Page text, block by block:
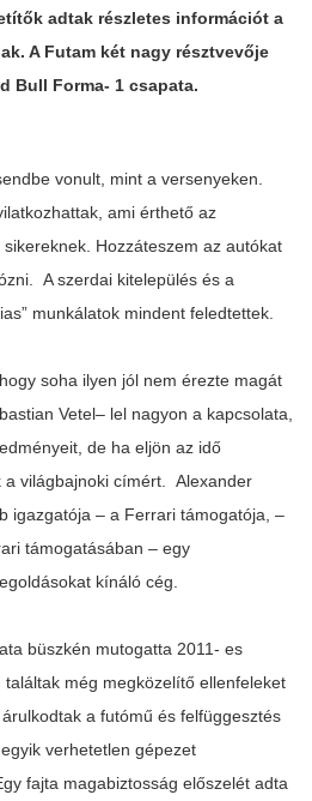
adtak részletes információt a
. A Futam két nagy résztvevője
Bull Forma- 1csapata.
vonult , mint aversenyeken
,ami érthető az
sikereknek Hozzáteszem az autókat
. Aszerdai kitelepülés és a
munkálatok mindent feledtettek
hogy soha ilyen jól nem érezte magát
Vetel– lel nagyon a kapcsolata
, de haeljön az idő
avilágbajnoki címért . Alexander
igazgatója – a Ferraritámogatója , –
támogatásában –egy
kínáló cég
büszkén mutogatta 2011-es
találtak még megközelítő ellenfeleket
árulkodtak afutómű és felfüggesztés
egyik verhetetlen gépezet
fajta magabiztosság előszelét adta